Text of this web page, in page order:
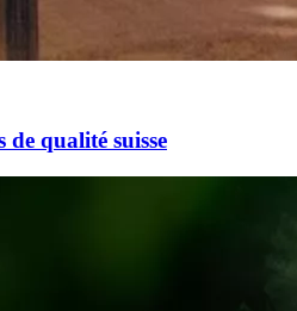
qualité suisse